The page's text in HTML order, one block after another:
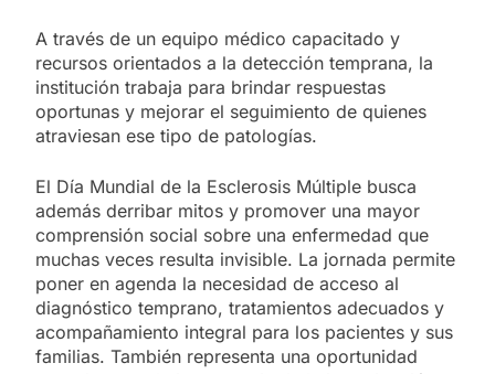
A través de un equipo médico capacitado y
recursos orientados a la detección temprana, la
institución trabaja para brindar respuestas
oportunas y mejorar el seguimiento de quienes
atraviesan ese tipo de patologías.
El Día Mundial de la Esclerosis Múltiple busca
además derribar mitos y promover una mayor
comprensión social sobre una enfermedad que
muchas veces resulta invisible. La jornada permite
poner en agenda la necesidad de acceso al
diagnóstico temprano, tratamientos adecuados y
acompañamiento integral para los pacientes y sus
familias. También representa una oportunidad